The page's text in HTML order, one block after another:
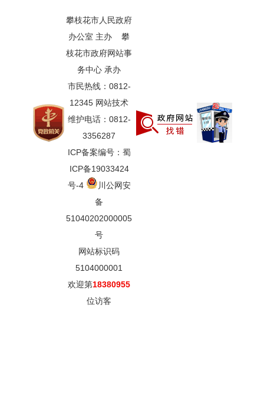
攀枝花市人民政府
办公室 主办 攀
枝花市政府网站事
务中心 承办
市民热线：0812-
12345 网站技术
维护电话：0812-
3356287
ICP备案编号：蜀
ICP备19033424
号-4
川公网安
备
51040202000005
号
网站标识码
5104000001
欢迎第18380955
位访客